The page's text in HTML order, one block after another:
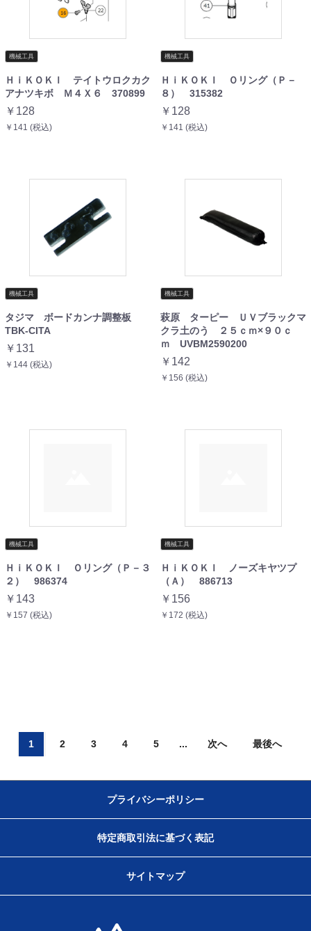
機械工具
ＨｉＫＯＫＩ テイトウロクカク
アナツキボ Ｍ４Ｘ６ 370899
￥128
￥141 (税込)
機械工具
ＨｉＫＯＫＩ Ｏリング（Ｐ－
８） 315382
￥128
￥141 (税込)
機械工具
タジマ ボードカンナ調整板
TBK-CITA
￥131
￥144 (税込)
機械工具
萩原 ターピー ＵＶブラックマ
クラ土のう ２５ｃｍ×９０ｃ
ｍ UVBM2590200
￥142
￥156 (税込)
機械工具
ＨｉＫＯＫＩ Ｏリング（Ｐ－３
２） 986374
￥143
￥157 (税込)
機械工具
ＨｉＫＯＫＩ ノーズキヤツプ
（Ａ） 886713
￥156
￥172 (税込)
1 2 3 4 5 ... 次へ 最後へ
プライバシーポリシー
特定商取引法に基づく表記
サイトマップ